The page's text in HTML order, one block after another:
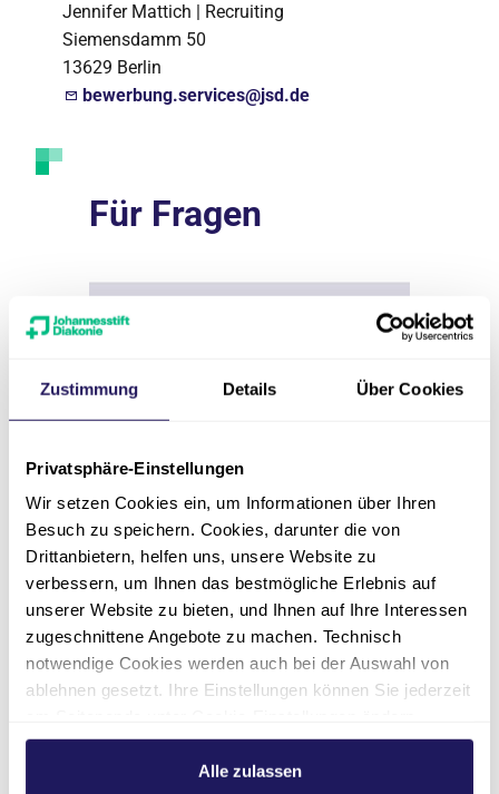
Zustimmung Details Über Cookies
Privatsphäre-Einstellungen
Wir setzen Cookies ein, um Informationen über Ihren
Besuch zu speichern. Cookies, darunter die von
Drittanbietern, helfen uns, unsere Website zu
verbessern, um Ihnen das bestmögliche Erlebnis auf
unserer Website zu bieten, und Ihnen auf Ihre Interessen
zugeschnittene Angebote zu machen. Technisch
notwendige Cookies werden auch bei der Auswahl von
ablehnen gesetzt. Ihre Einstellungen können Sie jederzeit
Weitere Informationen hierzu finden Sie in unserer
.Alle zulassen
Jennifer Mattich | Recruiting
Siemensdamm 50
13629 Berlin
bewerbung.services@jsd.de
Für Fragen
Recruiting
Jennifer Mattich